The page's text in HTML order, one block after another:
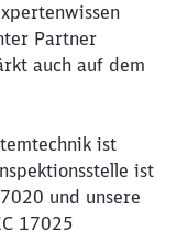
Partner
auch auf dem
ist
ist
und unsere
17025